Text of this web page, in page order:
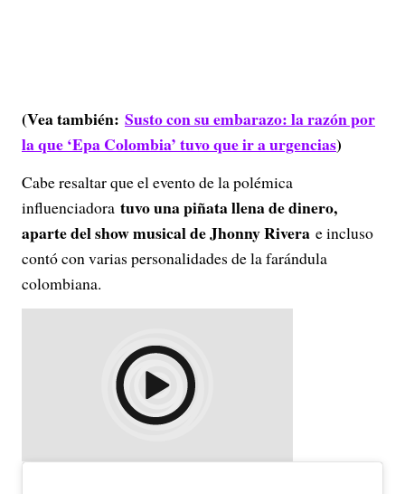
(Vea también: Susto con su embarazo: la razón por
la que ‘Epa Colombia’ tuvo que ir a urgencias)
Cabe resaltar que el evento de la polémica
influenciadora tuvo una piñata llena de dinero,
aparte del show musical de Jhonny Rivera e incluso
contó con varias personalidades de la farándula
colombiana.